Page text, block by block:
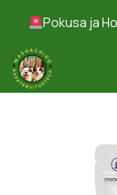
Pokusa ja